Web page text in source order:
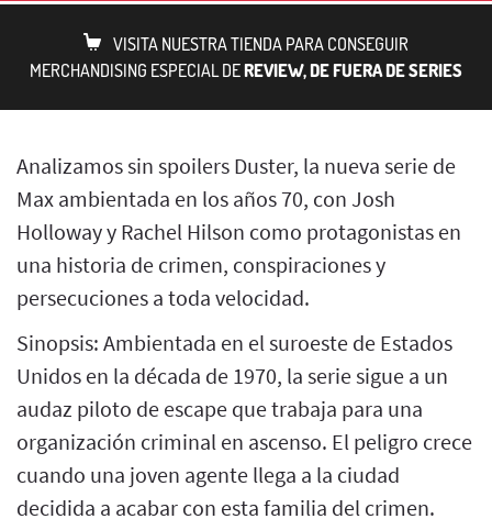
VISITA NUESTRA TIENDA PARA CONSEGUIR
MERCHANDISING ESPECIAL DEREVIEW, DE FUERA DE SERIES
Analizamos sin spoilers Duster, la nueva serie de
Max ambientada en los años 70, con Josh
Holloway y Rachel Hilson como protagonistas en
una historia de crimen, conspiraciones y
persecuciones a toda velocidad.
Sinopsis: Ambientada en el suroeste de Estados
Unidos en la década de 1970, la serie sigue a un
audaz piloto de escape que trabaja para una
organización criminal en ascenso. El peligro crece
cuando una joven agente llega a la ciudad
decidida a acabar con esta familia del crimen.